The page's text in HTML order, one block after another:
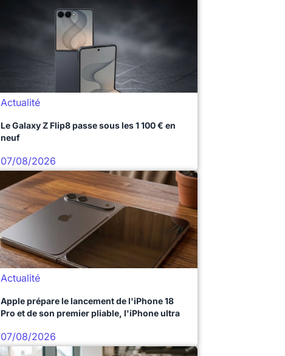
Actualité
Le Galaxy Z Flip8 passe sous les 1 100 € en
neuf
07/08/2026
Actualité
Apple prépare le lancement de l'iPhone 18
Pro et de son premier pliable, l'iPhone ultra
07/08/2026